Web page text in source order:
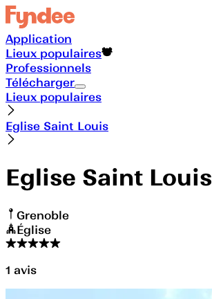
Application
Lieux populaires
Professionnels
Télécharger
Lieux populaires
Eglise Saint Louis
Eglise Saint Louis
Grenoble
Église
1 avis